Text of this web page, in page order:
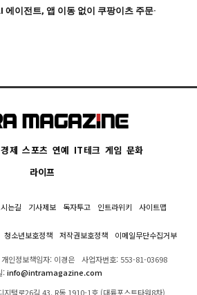
에이전트, 앱 이동 없이 쿠팡이츠 주문·
경제 스포츠 연예 IT테크 게임 문화
라이프
는길 기사제보 독자투고 인트라위키 사이트맵
청소년보호정책 저작권보호정책 이메일무단수집거부
개인정보책임자: 이경은
사업자번호: 553-81-03698
:info@intramagazine.com
지털로26길 43, R동 1910-1호 (대륭포스트타워8차)